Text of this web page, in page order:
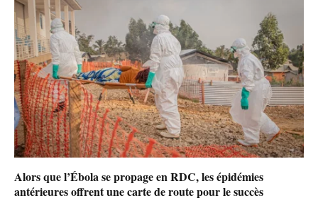
Alors que l’Ébola se propage en RDC, les épidémies
antérieures offrent une carte de route pour le succès